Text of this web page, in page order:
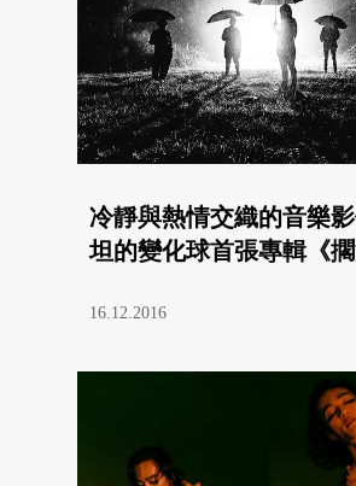
冷靜與熱情交織的音樂
坦的變化球首張專輯《擱
16.12.2016